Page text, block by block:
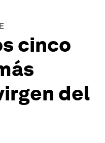
cinco
del